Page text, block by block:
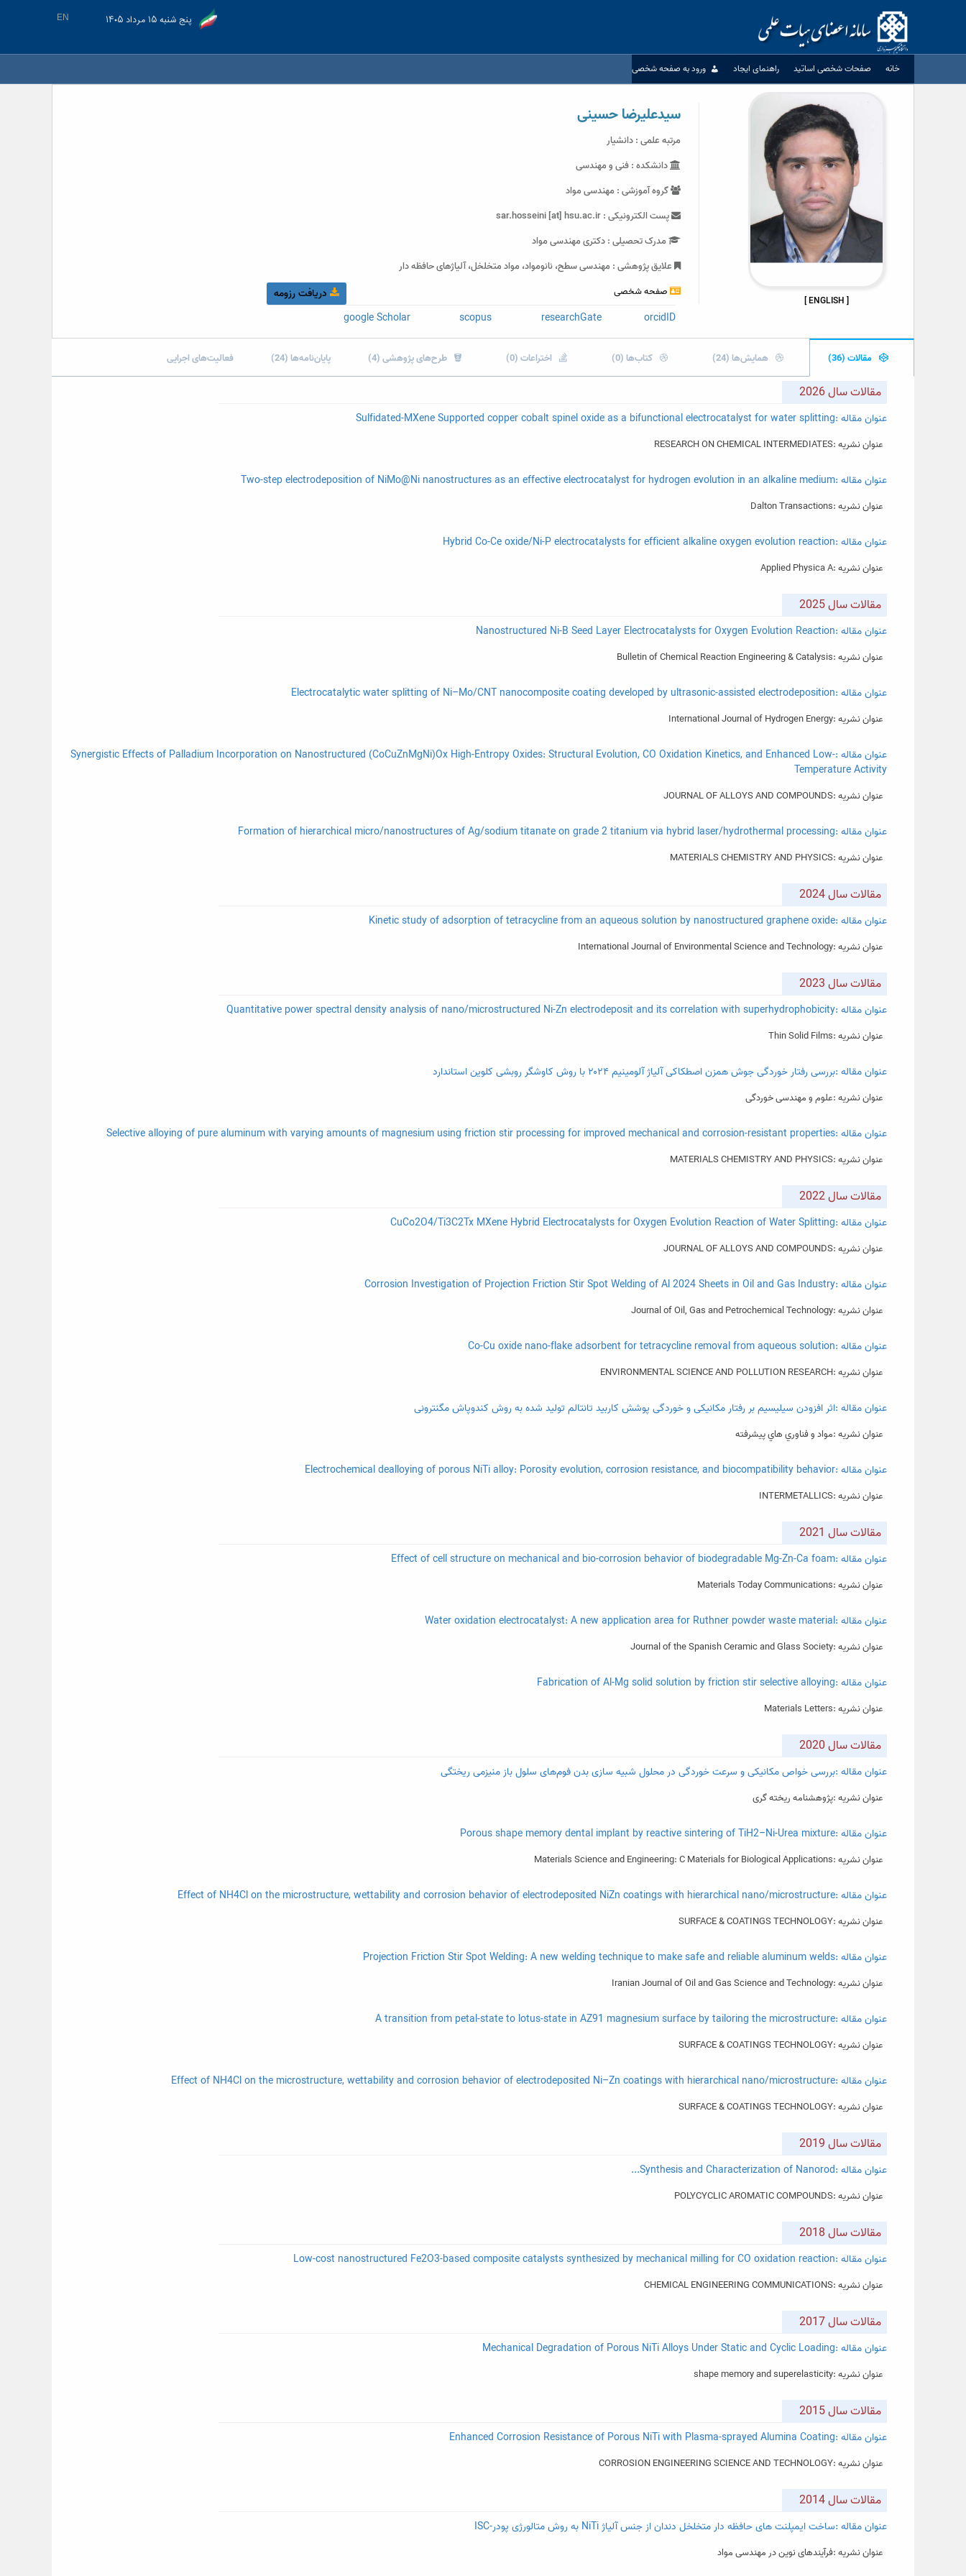
پنج شنبه ۱۵ مرداد ۱۴۰۵ EN
خانه صفحات شخصی اساتید راهنمای ایجاد ورود به صفحه شخصی
[ ENGLISH ]
سیدعلیرضا حسینی
مرتبه علمی : دانشیار
دانشکده : فنی و مهندسی
گروه آموزشی : مهندسی مواد
پست الکترونیکی : sar.hosseini [at] hsu.ac.ir
مدرک تحصیلی : دکتری مهندسی مواد
علایق پژوهشی : مهندسی سطح، نانومواد، مواد متخلخل، آلیاژهای حافظه دار
دریافت رزومه صفحه شخصی
orcidID
researchGate
scopus
google Scholar
مقالات (36) همایش‌ها (24) کتاب‌ها (0) اختراعات (0) طرح‌های پژوهشی (4) پایان‌نامه‌ها (24) فعالیت‌های اجرایی
مقالات سال 2026
عنوان مقاله :Sulfidated-MXene Supported copper cobalt spinel oxide as a bifunctional electrocatalyst for water splitting
عنوان نشریه :RESEARCH ON CHEMICAL INTERMEDIATES
عنوان مقاله :Two-step electrodeposition of NiMo@Ni nanostructures as an effective electrocatalyst for hydrogen evolution in an alkaline medium
عنوان نشریه :Dalton Transactions
عنوان مقاله :Hybrid Co‑Ce oxide/Ni‑P electrocatalysts for efficient alkaline oxygen evolution reaction
عنوان نشریه :Applied Physica A
مقالات سال 2025
عنوان مقاله :Nanostructured Ni-B Seed Layer Electrocatalysts for Oxygen Evolution Reaction
عنوان نشریه :Bulletin of Chemical Reaction Engineering & Catalysis
عنوان مقاله :Electrocatalytic water splitting of Ni–Mo/CNT nanocomposite coating developed by ultrasonic-assisted electrodeposition
عنوان نشریه :International Journal of Hydrogen Energy
عنوان مقاله :Synergistic Effects of Palladium Incorporation on Nanostructured (CoCuZnMgNi)Ox High-Entropy Oxides: Structural Evolution, CO Oxidation Kinetics, and Enhanced Low-
Temperature Activity
عنوان نشریه :JOURNAL OF ALLOYS AND COMPOUNDS
عنوان مقاله :Formation of hierarchical micro/nanostructures of Ag/sodium titanate on grade 2 titanium via hybrid laser/hydrothermal processing
عنوان نشریه :MATERIALS CHEMISTRY AND PHYSICS
مقالات سال 2024
عنوان مقاله :Kinetic study of adsorption of tetracycline from an aqueous solution by nanostructured graphene oxide
عنوان نشریه :International Journal of Environmental Science and Technology
مقالات سال 2023
عنوان مقاله :Quantitative power spectral density analysis of nano/microstructured Ni-Zn electrodeposit and its correlation with superhydrophobicity
عنوان نشریه :Thin Solid Films
عنوان مقاله :بررسی رفتار خوردگی جوش همزن اصطکاکی آلیاژ آلومینیم ۲۰۲۴ با روش کاوشگر روبشی کلوین استاندارد
عنوان نشریه :علوم و مهندسی خوردگی
عنوان مقاله :Selective alloying of pure aluminum with varying amounts of magnesium using friction stir processing for improved mechanical and corrosion-resistant properties
عنوان نشریه :MATERIALS CHEMISTRY AND PHYSICS
مقالات سال 2022
عنوان مقاله :CuCo2O4/Ti3C2Tx MXene Hybrid Electrocatalysts for Oxygen Evolution Reaction of Water Splitting
عنوان نشریه :JOURNAL OF ALLOYS AND COMPOUNDS
عنوان مقاله :Corrosion Investigation of Projection Friction Stir Spot Welding of Al 2024 Sheets in Oil and Gas Industry
عنوان نشریه :Journal of Oil, Gas and Petrochemical Technology
عنوان مقاله :Co-Cu oxide nano-flake adsorbent for tetracycline removal from aqueous solution
عنوان نشریه :ENVIRONMENTAL SCIENCE AND POLLUTION RESEARCH
عنوان مقاله :اثر افزودن سیلیسیم بر رفتار مکانیکی و خوردگی پوشش کاربید تانتالم تولید شده به روش کندوپاش مگنترونی
عنوان نشریه :مواد و فناوري هاي پيشرفته
عنوان مقاله :Electrochemical dealloying of porous NiTi alloy: Porosity evolution, corrosion resistance, and biocompatibility behavior
عنوان نشریه :INTERMETALLICS
مقالات سال 2021
عنوان مقاله :Effect of cell structure on mechanical and bio-corrosion behavior of biodegradable Mg-Zn-Ca foam
عنوان نشریه :Materials Today Communications
عنوان مقاله :Water oxidation electrocatalyst: A new application area for Ruthner powder waste material
عنوان نشریه :Journal of the Spanish Ceramic and Glass Society
عنوان مقاله :Fabrication of Al-Mg solid solution by friction stir selective alloying
عنوان نشریه :Materials Letters
مقالات سال 2020
عنوان مقاله :بررسی خواص مکانیکی و سرعت خوردگی در محلول شبیه سازی بدن فوم‌های سلول باز منیزمی ریختگی
عنوان نشریه :پژوهشنامه ریخته گری
عنوان مقاله :Porous shape memory dental implant by reactive sintering of TiH2–Ni-Urea mixture
عنوان نشریه :Materials Science and Engineering: C Materials for Biological Applications
عنوان مقاله :Effect of NH4Cl on the microstructure, wettability and corrosion behavior of electrodeposited NiZn coatings with hierarchical nano/microstructure
عنوان نشریه :SURFACE & COATINGS TECHNOLOGY
عنوان مقاله :Projection Friction Stir Spot Welding: A new welding technique to make safe and reliable aluminum welds
عنوان نشریه :Iranian Journal of Oil and Gas Science and Technology
عنوان مقاله :A transition from petal-state to lotus-state in AZ91 magnesium surface by tailoring the microstructure
عنوان نشریه :SURFACE & COATINGS TECHNOLOGY
عنوان مقاله :Effect of NH4Cl on the microstructure, wettability and corrosion behavior of electrodeposited Ni–Zn coatings with hierarchical nano/microstructure
عنوان نشریه :SURFACE & COATINGS TECHNOLOGY
مقالات سال 2019
عنوان مقاله :Synthesis and Characterization of Nanorod...
عنوان نشریه :POLYCYCLIC AROMATIC COMPOUNDS
مقالات سال 2018
عنوان مقاله :Low-cost nanostructured Fe2O3-based composite catalysts synthesized by mechanical milling for CO oxidation reaction
عنوان نشریه :CHEMICAL ENGINEERING COMMUNICATIONS
مقالات سال 2017
عنوان مقاله :Mechanical Degradation of Porous NiTi Alloys Under Static and Cyclic Loading
عنوان نشریه :shape memory and superelasticity
مقالات سال 2015
عنوان مقاله :Enhanced Corrosion Resistance of Porous NiTi with Plasma-sprayed Alumina Coating
عنوان نشریه :CORROSION ENGINEERING SCIENCE AND TECHNOLOGY
مقالات سال 2014
عنوان مقاله :ساخت ایمپلنت های حافظه دار متخلخل دندان از جنس آلیاژ NiTi به روش متالورژی پودر-ISC
عنوان نشریه :فرآیندهای نوین در مهندسی مواد